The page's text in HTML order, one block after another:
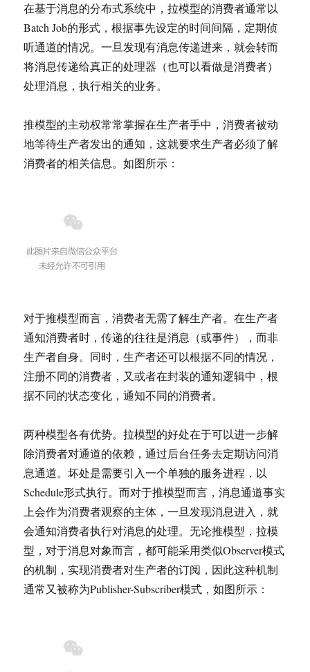
在基于消息的分布式系统中，拉模型的消费者通常以
Batch Job的形式，根据事先设定的时间间隔，定期侦
听通道的情况。一旦发现有消息传递进来，就会转而
将消息传递给真正的处理器（也可以看做是消费者）
处理消息，执行相关的业务。
推模型的主动权常常掌握在生产者手中，消费者被动
地等待生产者发出的通知，这就要求生产者必须了解
消费者的相关信息。如图所示：
对于推模型而言，消费者无需了解生产者。在生产者
通知消费者时，传递的往往是消息（或事件），而非
生产者自身。同时，生产者还可以根据不同的情况，
注册不同的消费者，又或者在封装的通知逻辑中，根
据不同的状态变化，通知不同的消费者。
两种模型各有优势。拉模型的好处在于可以进一步解
除消费者对通道的依赖，通过后台任务去定期访问消
息通道。坏处是需要引入一个单独的服务进程，以
Schedule形式执行。而对于推模型而言，消息通道事实
上会作为消费者观察的主体，一旦发现消息进入，就
会通知消费者执行对消息的处理。无论推模型，拉模
型，对于消息对象而言，都可能采用类似Observer模式
的机制，实现消费者对生产者的订阅，因此这种机制
通常又被称为Publisher-Subscriber模式，如图所示：